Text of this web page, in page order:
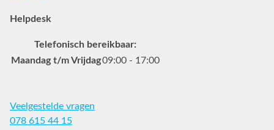
Helpdesk
Telefonisch bereikbaar:
Maandag t/m Vrijdag09:00 - 17:00
Veelgestelde vragen
078 615 44 15